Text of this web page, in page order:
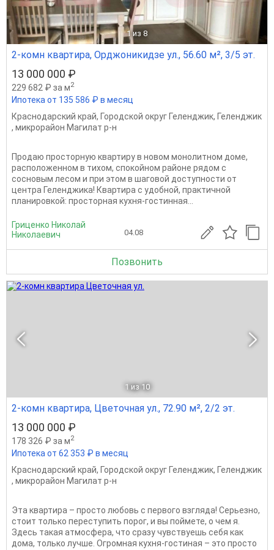
1 из 8
2-комн квартира, Орджоникидзе ул., 56.60 м², 3/5 эт.
13 000 000 ₽
229 682 ₽ за м2
Ипотека от 135 586 ₽ в месяц
Краснодарский край, Городской округ Геленджик, Геленджик
, микрорайон Магилат р-н
Продаю просторную квартиру в новом монолитном доме,
расположенном в тихом, спокойном районе рядом с
сосновым лесом и при этом в шаговой доступности от
центра Геленджика! Квартира с удобной, практичной
планировкой: просторная кухня-гостинная...
Гриценко Николай
Николаевич
04.08
Позвонить
1 из 10
2-комн квартира, Цветочная ул., 72.90 м², 2/2 эт.
13 000 000 ₽
178 326 ₽ за м2
Ипотека от 62 353 ₽ в месяц
Краснодарский край, Городской округ Геленджик, Геленджик
, микрорайон Магилат р-н
Эта квартира – просто любовь с первого взгляда! Серьезно,
стоит только переступить порог, и вы поймете, о чем я.
Здесь такая атмосфера, что сразу чувствуешь себя как
дома, только лучше. Огромная кухня-гостиная – это просто